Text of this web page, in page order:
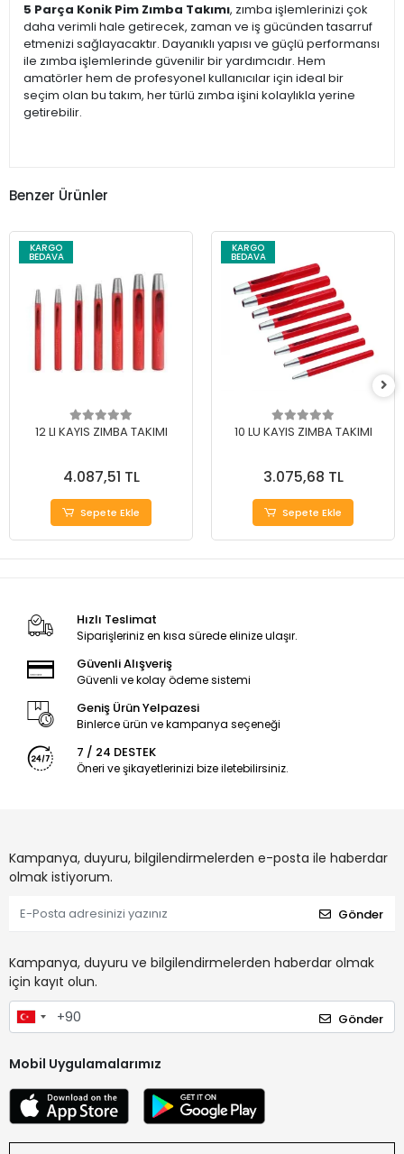
5 Parça Konik Pim Zımba Takımı, zımba işlemlerinizi çok
daha verimli hale getirecek, zaman ve iş gücünden tasarruf
etmenizi sağlayacaktır. Dayanıklı yapısı ve güçlü performansı
ile zımba işlemlerinde güvenilir bir yardımcıdır. Hem
amatörler hem de profesyonel kullanıcılar için ideal bir
seçim olan bu takım, her türlü zımba işini kolaylıkla yerine
getirebilir.
Benzer Ürünler
KARGO
BEDAVA
12 LI KAYIS ZIMBA TAKIMI
4.087,51 TL
Sepete Ekle
KARGO
BEDAVA
10 LU KAYIS ZIMBA TAKIMI
3.075,68 TL
Sepete Ekle
Hızlı Teslimat
Siparişleriniz en kısa sürede elinize ulaşır.
Güvenli Alışveriş
Güvenli ve kolay ödeme sistemi
Geniş Ürün Yelpazesi
Binlerce ürün ve kampanya seçeneği
7 / 24 DESTEK
Öneri ve şikayetlerinizi bize iletebilirsiniz.
Kampanya, duyuru, bilgilendirmelerden e-posta ile haberdar
olmak istiyorum.
Gönder
Kampanya, duyuru ve bilgilendirmelerden haberdar olmak
için kayıt olun.
Gönder
Mobil Uygulamalarımız